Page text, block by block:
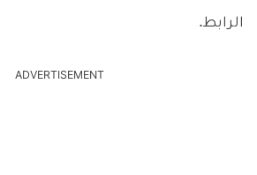
الرابط.
ADVERTISEMENT